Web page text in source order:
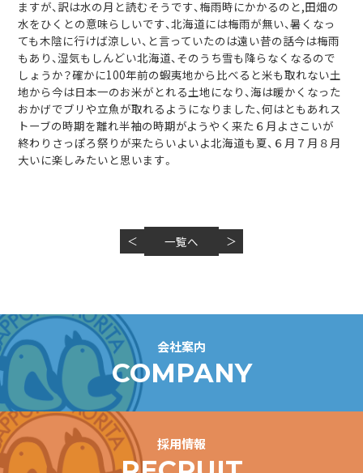
ますが、訳は水の月と読むそうです、梅雨時にかかるのと,田畑の
水をひくとの意味らしいです、北海道には梅雨が無い、暑くなっ
ても木陰に行けば涼しい、と言っていたのは遠い昔の話今は梅雨
もあり、湿気もしんどい北海道、そのうち雪も降らなくなるので
しょうか？確かに100年前の蝦夷地から比べると米も取れない土
地から今は日本一のお米がとれる土地になり、海は暖かくなった
おかげでブリや立魚が取れるようになりました、何はともあれス
トーブの時期を離れ半袖の時期がようやく来た６月よさこいが
終わりさっぽろ祭りが来たらいよいよ北海道も夏、６月７月８月
大いに楽しみたいと思います。
＜ 一覧へ ＞
会社案内
COMPANY
採用情報